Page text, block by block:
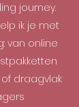
journey.
ik je met
van online
draagvlak